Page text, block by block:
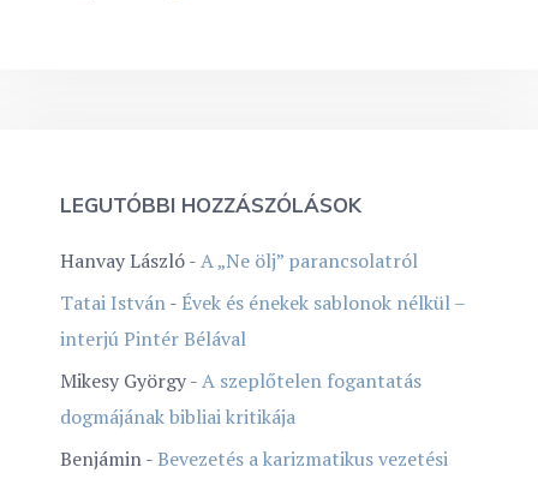
LEGUTÓBBI HOZZÁSZÓLÁSOK
Hanvay László-A „Ne ölj” parancsolatról
Tatai István- Évek és énekek sablonok nélkül –
interjú Pintér Bélával
Mikesy György-A szeplőtelen fogantatás
dogmájának bibliai kritikája
Benjámin-Bevezetés a karizmatikus vezetési